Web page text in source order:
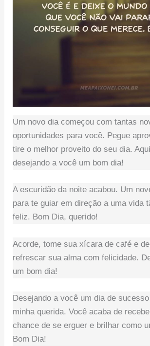
Um novo dia começou com tantas
oportunidades para você. Pegue
tire o melhor proveito do seu dia.
desejando a você um bom dia!
A escuridão da noite acabou. Um
para te guiar em direção a uma vida
feliz. Bom Dia, querido!
Acorde, tome sua xícara de café e
refrescar sua alma com felicidade.
um bom dia!
Desejando a você um dia de
minha querida. Você acaba de
chance de se erguer e brilhar como
Bom Dia!